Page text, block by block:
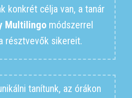
konkrét célja van, a tanár
Multilingomódszerrel
résztvevők sikereit.
tanítunk, az órákon